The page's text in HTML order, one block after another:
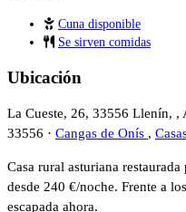
Cuna disponible
Se sirven comidas
Ubicación
La Cueste, 26, 33556 Llenín, ,
33556 · Cangas de Onís ,
Casa rural asturiana
desde 240 €/noche. Frente a
escapada ahora.